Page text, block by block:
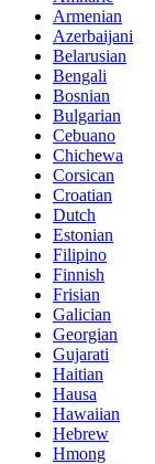
Armenian
Azerbaijani
Belarusian
Bengali
Bosnian
Bulgarian
Cebuano
Chichewa
Corsican
Croatian
Dutch
Estonian
Filipino
Finnish
Frisian
Galician
Georgian
Gujarati
Haitian
Hausa
Hawaiian
Hebrew
Hmong